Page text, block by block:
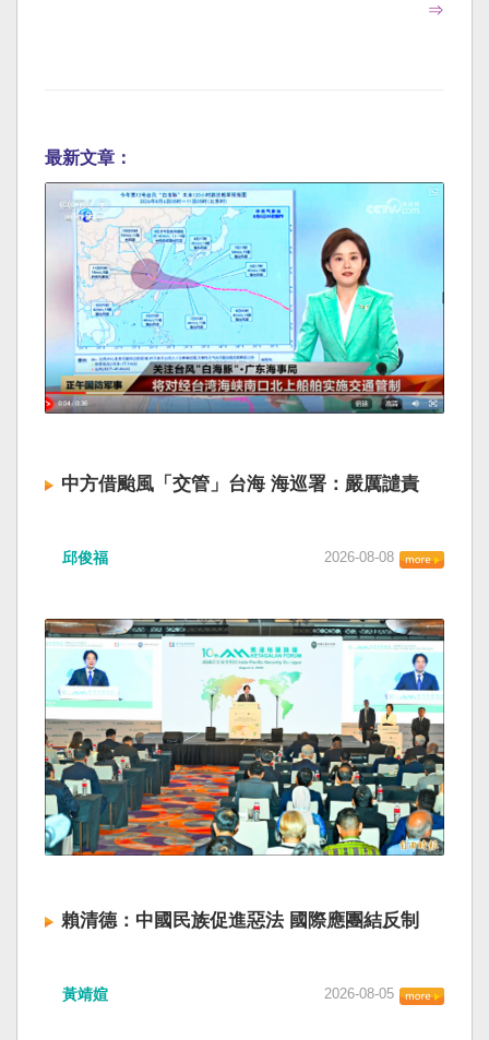
⇒
最新文章：
中方借颱風「交管」台海 海巡署：嚴厲譴責
邱俊福 2026-08-08
賴清德：中國民族促進惡法 國際應團結反制
黃靖媗 2026-08-05